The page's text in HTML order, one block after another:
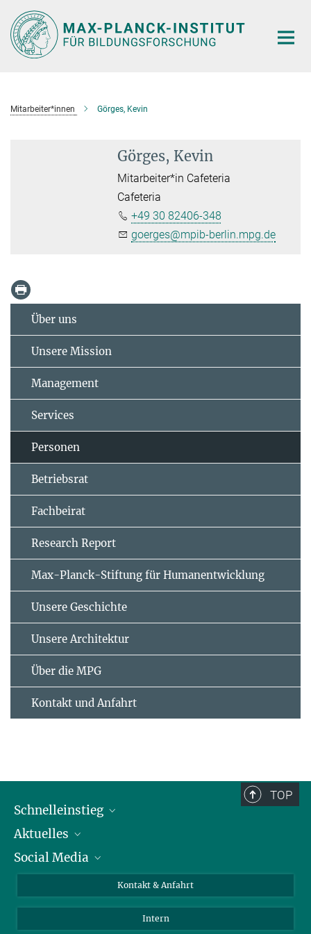
Hauptinhalt
Mitarbeiter*innen Görges, Kevin
Görges, Kevin
Mitarbeiter*in Cafeteria
Cafeteria
+49 30 82406-348
goerges@mpib-berlin.mpg.de
Über uns
Unsere Mission
Management
Services
Personen
Betriebsrat
Fachbeirat
Research Report
Max-Planck-Stiftung für Humanentwicklung
Unsere Geschichte
Unsere Architektur
Über die MPG
Kontakt und Anfahrt
TOP
Schnelleinstieg
Personen
Pressebereich
Aktuelles
Stellenangebote
Social Media
LinkedIn
Kontakt & Anfahrt
Intern